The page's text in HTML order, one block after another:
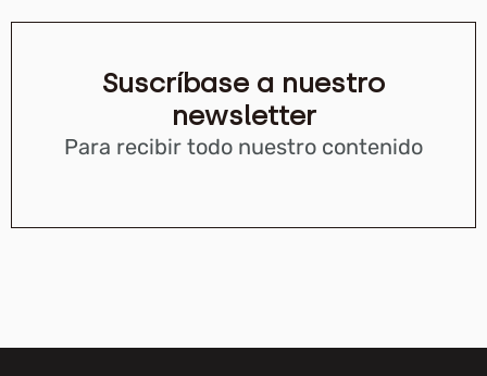
Suscríbase a nuestro
newsletter
Para recibir todo nuestro contenido